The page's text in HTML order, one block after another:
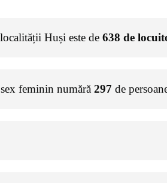
Huși este de 638 de
feminin numără 297 de